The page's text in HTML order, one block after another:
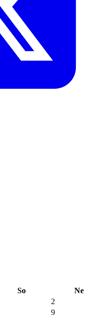
So
Ne
2
9